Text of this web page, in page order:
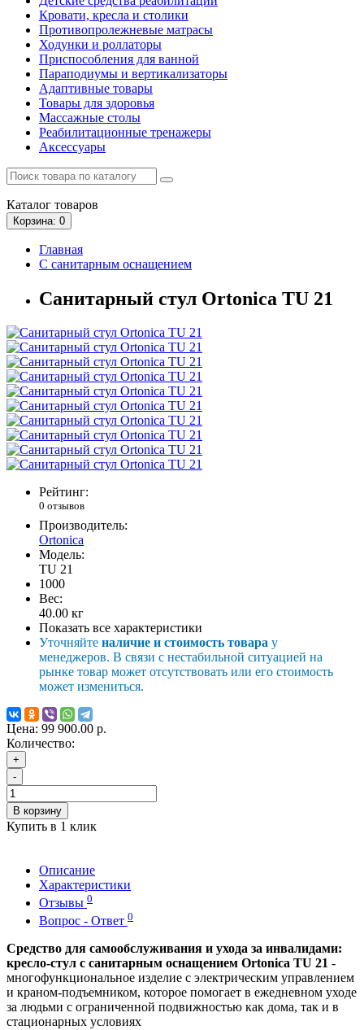
Кровати, кресла и столики
Противопролежневые матрасы
Ходунки и роллаторы
Приспособления для ванной
Параподиумы и вертикализаторы
Адаптивные товары
Товары для здоровья
Массажные столы
Реабилитационные тренажеры
Аксессуары
Каталог товаров
Корзина: 0
Главная
С санитарным оснащением
Санитарный стул Ortonica TU 21
Рейтинг:
0 отзывов
Производитель:
Ortonica
Модель:
TU 21
1000
Вес:
40.00 кг
Показать все характеристики
Уточняйте наличие и стоимость товара у
менеджеров. В связи с нестабильной ситуацией на
рынке товар может отсутствовать или его стоимость
может измениться.
Цена: 99 900.00 р.
Количество:
+
-
В корзину
Купить в 1 клик
Описание
Характеристики
Отзывы 0
Вопрос - Ответ 0
Средство для самообслуживания и ухода за инвалидами:
кресло-стул с санитарным оснащением Ortonica TU 21 -
многофункциональное изделие с электрическим управлением
и краном-подъемником, которое помогает в ежедневном уходе
за людьми с ограниченной подвижностью как дома, так и в
стационарных условиях